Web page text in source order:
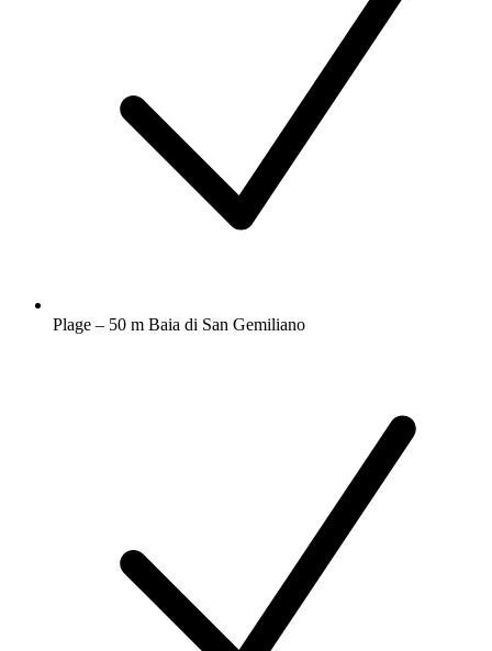
Plage – 50 m Baia di San Gemiliano